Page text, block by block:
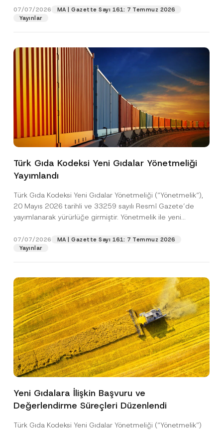
07/07/2026
MA | Gazette Sayı 161: 7 Temmuz 2026
Yayınlar
Türk Gıda Kodeksi Yeni Gıdalar Yönetmeliği
Yayımlandı
Türk Gıda Kodeksi Yeni Gıdalar Yönetmeliği (“Yönetmelik“),
20 Mayıs 2026 tarihli ve 33259 sayılı Resmî Gazete’de
yayımlanarak yürürlüğe girmiştir. Yönetmelik ile yeni
07/07/2026
MA | Gazette Sayı 161: 7 Temmuz 2026
Yayınlar
Yeni Gıdalara İlişkin Başvuru ve
Değerlendirme Süreçleri Düzenlendi
Türk Gıda Kodeksi Yeni Gıdalar Yönetmeliği (“Yönetmelik”)
Pozisyon
E-Posta Adresi
Telefon Numarası
P
i
v
a
c
o
t
c
*
Bu iletişim formu aracılığıyla sağlanan kişisel
anladım.
A
p
o
v
*
Bu iletişim formunu göndererek,aydınlatma
metninde açıklanan şekilde kişisel verilerimin